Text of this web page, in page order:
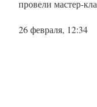
провели мастер-
26 февраля, 12:34